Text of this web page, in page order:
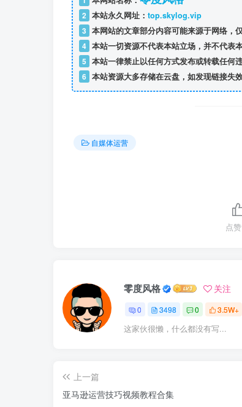
2 本站永久网址： top.skylog.vip
3 本网站的文章部分内容可能来源于网络，
4 本站一切资源不代表本站立场，并不代表
5 本站一律禁止以任何方式发布或转载任何
6 本站资源大多存储在云盘，如发现链接失
自媒体运营
点赞
零度风格 关注
0 3498 0 3.5W+
这家伙很懒，什么都没有写...
上一篇
亚马逊运营技巧视频教程合集